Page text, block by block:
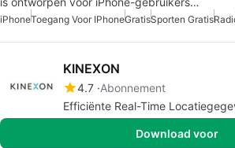
iPhoneToegang Voor IPhoneGratisSporten Gratis
KINEXON
4.7 Abonnement
Efficiënte Real-Time
Download voor